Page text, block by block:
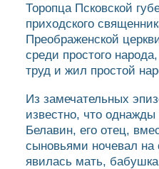
Торопца Псковской
приходского
Преображенской
среди простого
труд и жил простой
Из замечательных
известно, что
Белавин, его отец,
сыновьями ночевал
явилась мать,